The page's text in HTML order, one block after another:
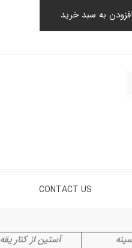
افزودن به سبد خرید
CONTACT US
آستین از کنار یقه